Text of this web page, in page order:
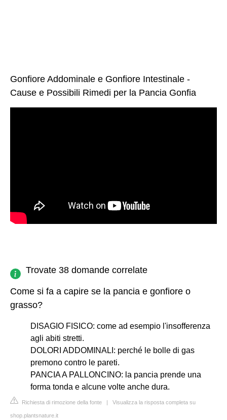
Gonfiore Addominale e Gonfiore Intestinale -
Cause e Possibili Rimedi per la Pancia Gonfia
Trovate 38 domande correlate
Come si fa a capire se la pancia e gonfiore o
grasso?
DISAGIO FISICO: come ad esempio l'insofferenza
agli abiti stretti.
DOLORI ADDOMINALI: perché le bolle di gas
premono contro le pareti.
PANCIA A PALLONCINO: la pancia prende una
forma tonda e alcune volte anche dura.
Richiesta di rimozione della fonte | Visualizza la risposta completa su
shop.plantsnature.it